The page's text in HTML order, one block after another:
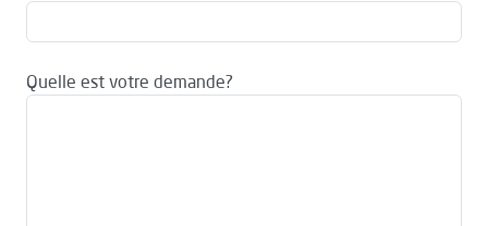
Quelle est votre demande?